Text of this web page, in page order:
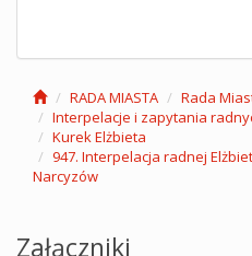
RADA MIASTA Rada
Interpelacje i zapytania
Kurek Elżbieta
947. Interpelacja radnej
Narcyzów
Załączniki